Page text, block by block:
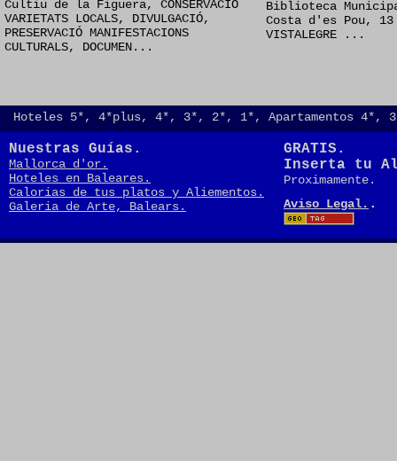
Cultiu de la Figuera, CONSERVACIÓ
VARIETATS LOCALS, DIVULGACIÓ,
PRESERVACIÓ MANIFESTACIONS
CULTURALS, DOCUMEN...
Biblioteca
Costa d'es Pou, 13
VISTALEGRE ...
Hoteles 5*, 4*plus, 4*, 3*, 2*, 1*, Apartamentos 4*,
Nuestras Guías.
Mallorca d'or.
Hoteles en Baleares.
Calorias de tus platos y Aliementos.
Galeria de Arte, Balears.
GRATIS.
Inserta tu
Proximamente.
Aviso Legal. .